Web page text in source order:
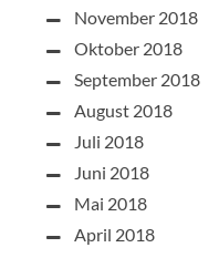
November 2018
Oktober 2018
September 2018
August 2018
Juli 2018
Juni 2018
Mai 2018
April 2018